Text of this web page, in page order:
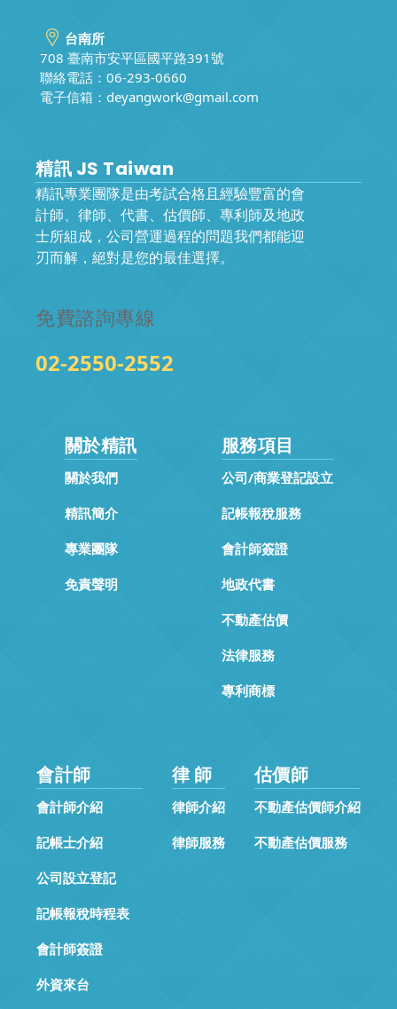
台南所
708 臺南市安平區國平路391號
聯絡電話：06-293-0660
電子信箱： deyangwork@gmail.com
精訊 JS Taiwan
精訊專業團隊是由考試合格且經驗豐富的會
計師、律師、代書、估價師、專利師及地政
士所組成，公司營運過程的問題我們都能迎
刃而解，絕對是您的最佳選擇。
免費諮詢專線
02-2550-2552
關於精訊
關於我們
精訊簡介
專業團隊
免責聲明
服務項目
公司/商業登記設立
記帳報稅服務
會計師簽證
地政代書
不動產估價
法律服務
專利商標
會計師
會計師介紹
記帳士介紹
公司設立登記
記帳報稅時程表
會計師簽證
外資來台
律 師
律師介紹
律師服務
估價師
不動產估價師介紹
不動產估價服務